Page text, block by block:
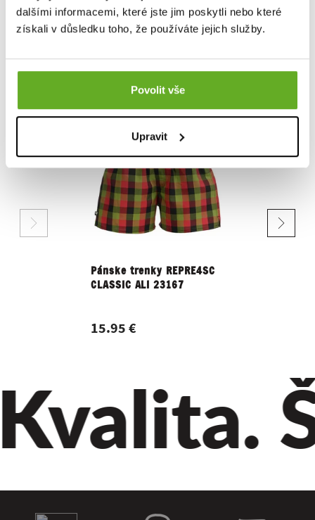
dalšími informacemi, které jste jim poskytli nebo které
získali v důsledku toho, že používáte jejich služby.
Povolit vše
Upravit
Ohodnotiť produkt
PODOBNÉ PRODUKTY
Pánske trenky REPRE4SC
CLASSIC ALI 23167
15.95 €